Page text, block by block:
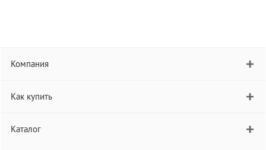
Компания
Как купить
Каталог